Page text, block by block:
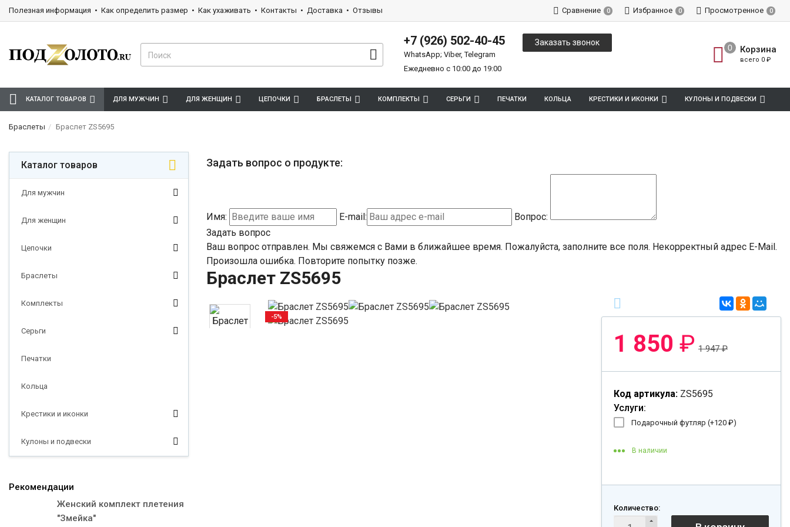
Полезная информация Как определить размер Как ухаживать Контакты Доставка Отзывы Сравнение 0 Избранное 0 Просмотренное 0
+7 (926) 502-40-45
WhatsApp; Viber, Telegram
Ежедневно с 10:00 до 19:00
Заказать звонок
Корзина
всего 0 ₽
КАТАЛОГ ТОВАРОВ ДЛЯ МУЖЧИН ДЛЯ ЖЕНЩИН ЦЕПОЧКИ БРАСЛЕТЫ КОМПЛЕКТЫ СЕРЬГИ ПЕЧАТКИ КОЛЬЦА КРЕСТИКИ И ИКОНКИ КУЛОНЫ И ПОДВЕСКИ
Браслеты Браслет ZS5695
Каталог товаров
Для мужчин
Для женщин
Цепочки
Браслеты
Комплекты
Серьги
Печатки
Кольца
Крестики и иконки
Кулоны и подвески
Рекомендации
Женский комплект плетения
"Змейка"
Задать вопрос о продукте:
Имя: E-mail:
Вопрос:
Задать вопрос
Ваш вопрос отправлен. Мы свяжемся с Вами в ближайшее время. Пожалуйста, заполните все поля. Некорректный адрес E-Mail.
Произошла ошибка. Повторите попытку позже.
Браслет ZS5695
-5%
1 850 ₽ 1 947₽
Код артикула: ZS5695
Услуги:
Подарочный футляр (+120 ₽)
В наличии
Количество: